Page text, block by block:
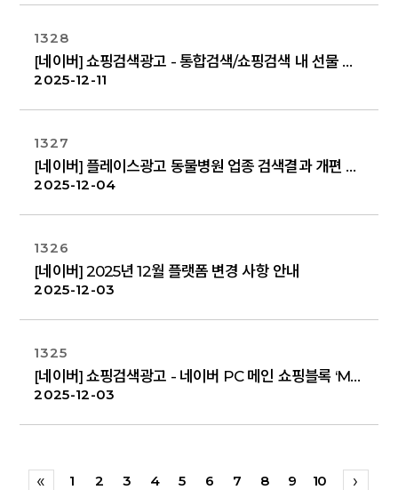
1328
[네이버] 쇼핑검색광고 - 통합검색/쇼핑검색 내 선물 서비스 영역 광고 신규 노출 안내
2025-12-11
1327
[네이버] 플레이스광고 동물병원 업종 검색결과 개편 안내
2025-12-04
1326
[네이버] 2025년 12월 플랫폼 변경 사항 안내
2025-12-03
1325
[네이버] 쇼핑검색광고 - 네이버 PC 메인 쇼핑블록 ‘MY추천’ 탭 광고 노출 확대 안내
2025-12-03
1 2 3 4 5 6 7 8 9 10